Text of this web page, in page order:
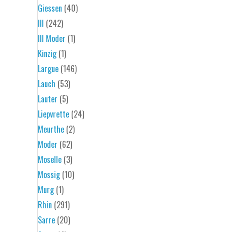
Giessen (40)
Ill (242)
Ill Moder (1)
Kinzig(1)
Largue (146)
Lauch (53)
Lauter (5)
Liepvrette (24)
Meurthe (2)
Moder (62)
Moselle (3)
Mossig(10)
Murg(1)
Rhin (291)
Sarre (20)